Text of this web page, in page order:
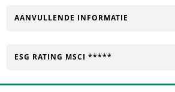
TOGGLE
AANVULLENDE INFORMATIE
TOGGLE
ESG RATING MSCI *****